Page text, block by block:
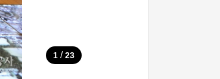
1 / 23